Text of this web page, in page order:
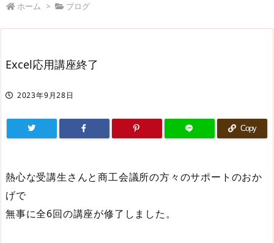
ホーム > ブログ
Excel応用講座終了
2023年9月28日
Copy
熱心な受講生さんと商工会議所の方々のサポートのおか
げで
無事に全6回の講座が修了しました。